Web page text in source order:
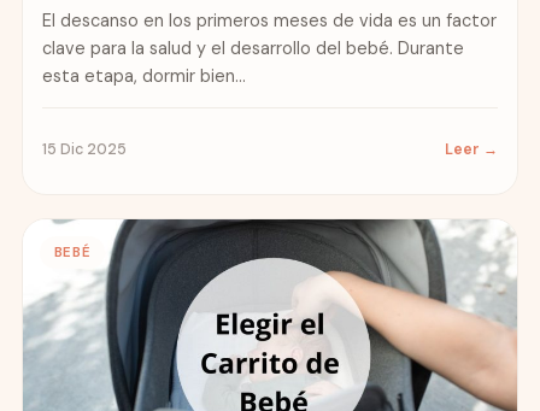
El descanso en los primeros meses de vida es un factor
clave para la salud y el desarrollo del bebé. Durante
esta etapa, dormir bien...
15 Dic 2025 Leer →
BEBÉ